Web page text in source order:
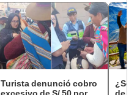
Turista denunció cobro
¿Se